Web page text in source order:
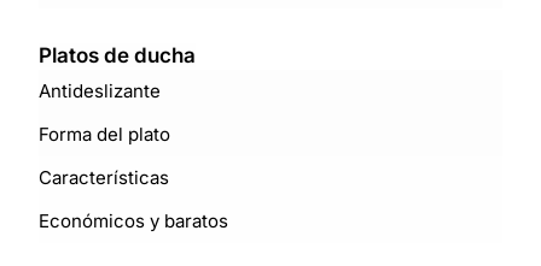
Platos de ducha
Antideslizante
Forma del plato
Características
Económicos y baratos